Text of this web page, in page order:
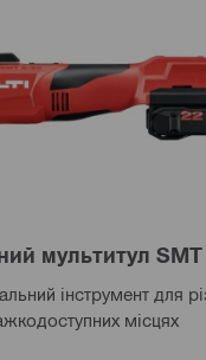
мультитул
інструмент для
місцях